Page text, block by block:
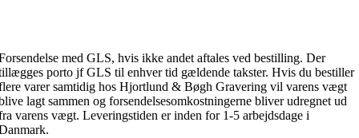
med GLS, hvis ikke andet aftales ved bestilling. Der
porto jf GLS til enhver tid gældende takster. Hvis du bestiller
varer samtidig hos Hjortlund & Bøgh Gravering vil varens vægt
lagt sammen og forsendelsesomkostningerne bliver udregnet ud
varens vægt. Leveringstiden er inden for 1-5 arbejdsdage i